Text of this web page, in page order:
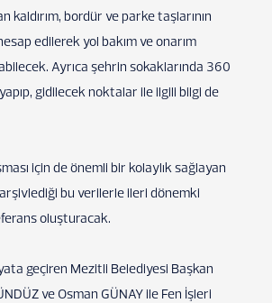
kaldırım, bordür ve parke taşlarının
edilerek yol bakım ve onarım
Ayrıca şehrin sokaklarında 360
gidilecek noktalar ile ilgili bilgi de
için de önemli bir kolaylık sağlayan
bu verilerle ileri dönemki
oluşturacak.
geçiren Mezitli Belediyesi Başkan
ve Osman GÜNAY ile Fen İşleri